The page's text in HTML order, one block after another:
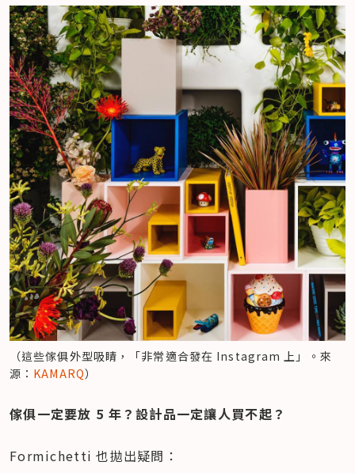
（這些傢俱外型吸睛，「非常適合發在 Instagram 上」。來
源： KAMARQ）
傢俱一定要放 5 年？設計品一定讓人買不起？
Formichetti 也拋出疑問：